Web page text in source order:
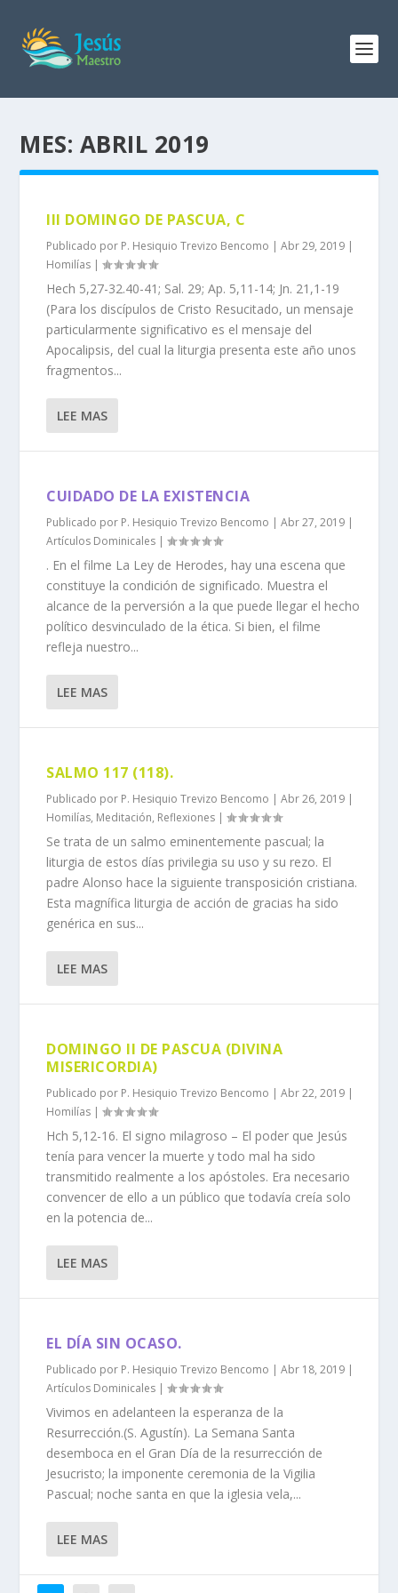
MES: ABRIL 2019
III DOMINGO DE PASCUA, C
Publicado por P. Hesiquio Trevizo Bencomo |Abr 29, 2019 |
Homilías |
Hech 5,27-32.40-41; Sal. 29; Ap. 5,11-14; Jn. 21,1-19
(Para los discípulos de Cristo Resucitado, un mensaje
particularmente significativo es el mensaje del
Apocalipsis, del cual la liturgia presenta este año unos
fragmentos...
LEE MAS
CUIDADO DE LA EXISTENCIA
Publicado por P. Hesiquio Trevizo Bencomo |Abr 27, 2019 |
Artículos Dominicales |
. En el filme La Ley de Herodes, hay una escena que
constituye la condición de significado. Muestra el
alcance de la perversión a la que puede llegar el hecho
político desvinculado de la ética. Si bien, el filme
refleja nuestro...
LEE MAS
SALMO 117 (118).
Publicado por P. Hesiquio Trevizo Bencomo |Abr 26, 2019 |
Homilías, Meditación, Reflexiones |
Se trata de un salmo eminentemente pascual; la
liturgia de estos días privilegia su uso y su rezo. El
padre Alonso hace la siguiente transposición cristiana.
Esta magnífica liturgia de acción de gracias ha sido
genérica en sus...
LEE MAS
DOMINGO II DE PASCUA (DIVINA
MISERICORDIA)
Publicado por P. Hesiquio Trevizo Bencomo |Abr 22, 2019 |
Homilías |
Hch 5,12-16. El signo milagroso – El poder que Jesús
tenía para vencer la muerte y todo mal ha sido
transmitido realmente a los apóstoles. Era necesario
convencer de ello a un público que todavía creía solo
en la potencia de...
LEE MAS
EL DÍA SIN OCASO.
Publicado por P. Hesiquio Trevizo Bencomo |Abr 18, 2019 |
Artículos Dominicales |
Vivimos en adelanteen la esperanza de la
Resurrección.(S. Agustín). La Semana Santa
desemboca en el Gran Día de la resurrección de
Jesucristo; la imponente ceremonia de la Vigilia
Pascual; noche santa en que la iglesia vela,...
LEE MAS